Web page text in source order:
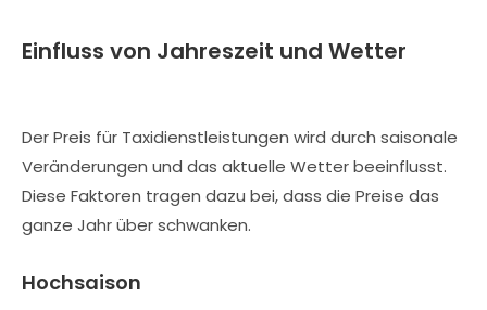
Einfluss von Jahreszeit und Wetter
Der Preis für Taxidienstleistungen wird durch saisonale
Veränderungen und das aktuelle Wetter beeinflusst.
Diese Faktoren tragen dazu bei, dass die Preise das
ganze Jahr über schwanken.
Hochsaison